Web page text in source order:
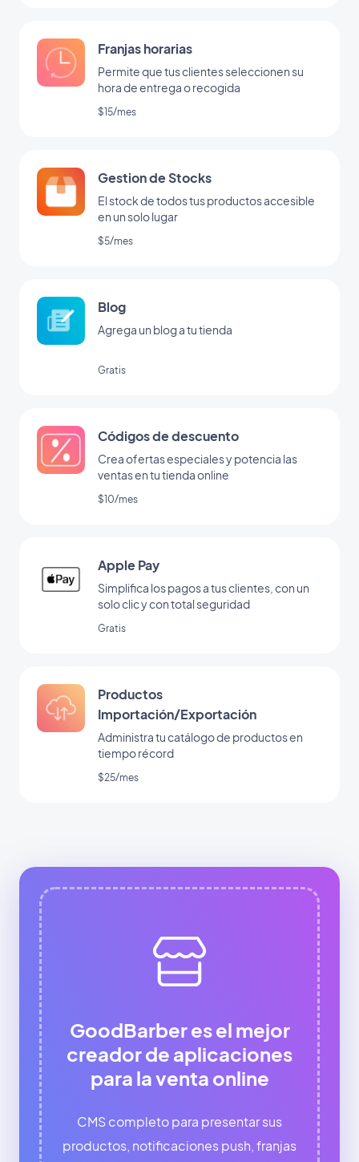
Franjas horarias
Permite que tus clientes seleccionen su
hora de entrega o recogida
$15/mes
Gestion de Stocks
El stock de todos tus productos accesible
en un solo lugar
$5/mes
Blog
Agrega un blog a tu tienda
Gratis
Códigos de descuento
Crea ofertas especiales y potencia las
ventas en tu tienda online
$10/mes
Apple Pay
Simplifica los pagos a tus clientes, con un
solo clic y con total seguridad
Gratis
Productos
Importación/Exportación
Administra tu catálogo de productos en
tiempo récord
$25/mes
GoodBarber es el mejor
creador de aplicaciones
para la venta online
CMS completo para presentar sus
productos, notificaciones push, franjas